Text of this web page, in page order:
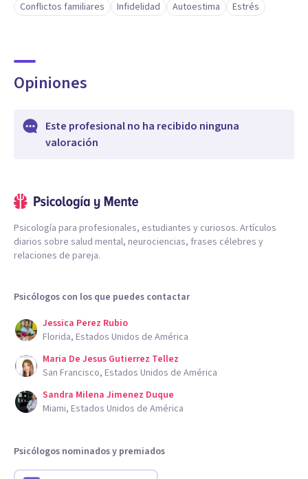
Conflictos familiares
Infidelidad Autoestima Estrés
Opiniones
Este profesional no ha recibido ninguna
valoración
Psicología para profesionales, estudiantes y curiosos. Artículos
diarios sobre salud mental, neurociencias, frases célebres y
relaciones de pareja.
Psicólogos con los que puedes contactar
Jessica Perez Rubio
Florida, Estados Unidos de América
Maria De Jesus Gutierrez Tellez
San Francisco, Estados Unidos de América
Sandra Milena Jimenez Duque
Miami, Estados Unidos de América
Psicólogos nominados y premiados